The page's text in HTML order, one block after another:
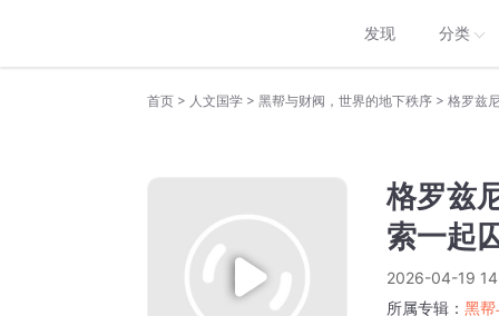
发现 分类
首页 > 人文国学 > 黑帮与财阀，世界的地下秩序 > 格罗兹
格罗兹
索一起
2026-04-19
所属专辑： 黑